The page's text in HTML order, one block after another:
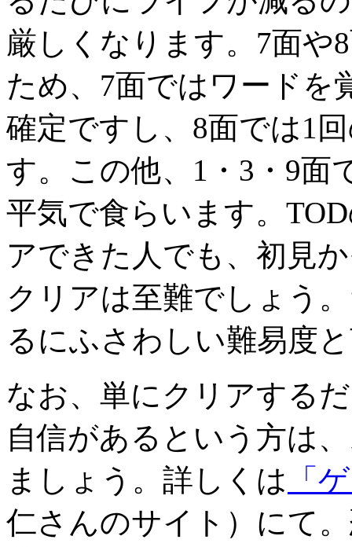
厳しくなります。7面や
ため、7面ではワードを
確定ですし、8面では1
す。この他、1・3・9面
平気で食らいます。
アできた人でも、初見
クリアは至難でしょう
るにふさわしい難易度
なお、単にクリアする
自信があるという方は
ましょう。詳しくは 「
仁さんのサイト）にて